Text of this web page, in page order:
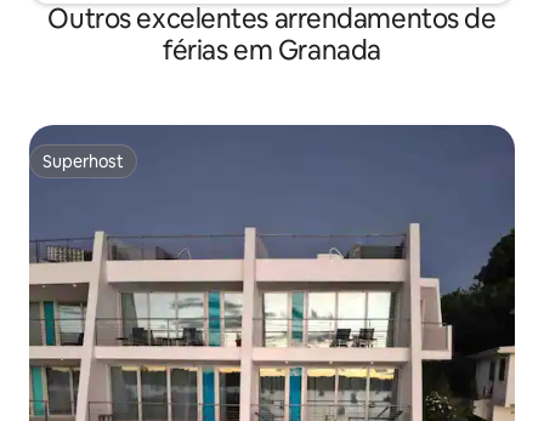
Outros excelentes arrendamentos de
férias em Granada
Superhost
Superhost